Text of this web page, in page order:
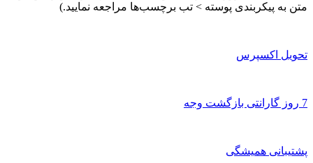
متن به پیکربندی پوسته > تب برچسب‌ها مراجعه نمایید.)
تحویل اکسپرس
7 روز گارانتی بازگشت وجه
پشتیبانی همیشگی